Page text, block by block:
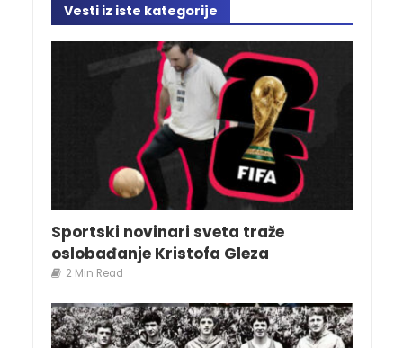
Vesti iz iste kategorije
Sportski novinari sveta traže
oslobađanje Kristofa Gleza
2 Min Read